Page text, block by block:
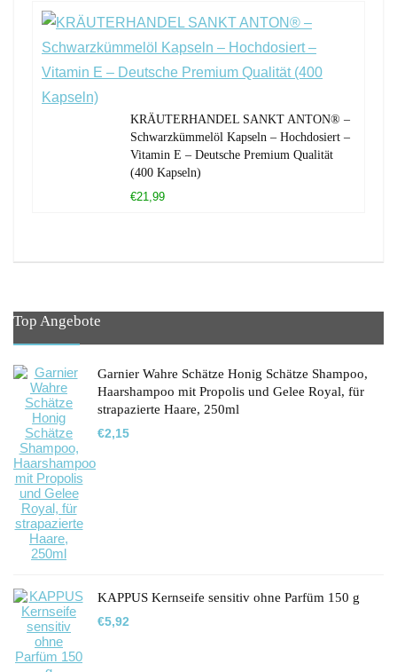
KRÄUTERHANDEL SANKT ANTON® –
Schwarzkümmelöl Kapseln – Hochdosiert –
Vitamin E – Deutsche Premium Qualität
(400 Kapseln)
€21,99
Top Angebote
Garnier Wahre Schätze Honig Schätze Shampoo,
Haarshampoo mit Propolis und Gelee Royal, für
strapazierte Haare, 250ml
€2,15
KAPPUS Kernseife sensitiv ohne Parfüm 150 g
€5,92